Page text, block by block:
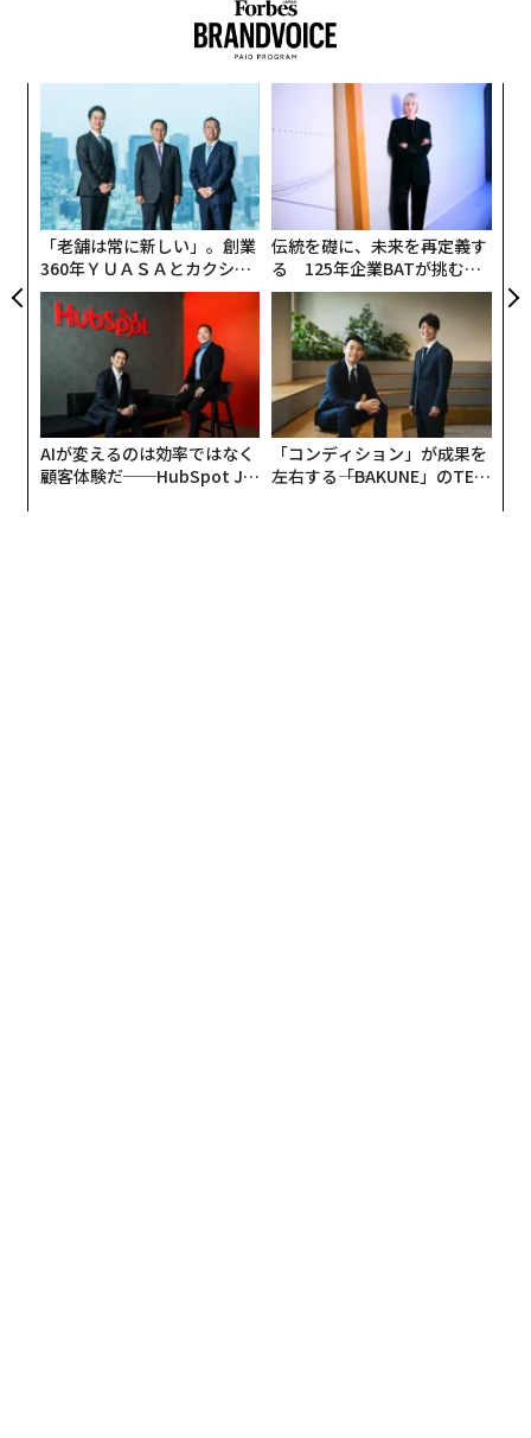
「老舗は常に新しい」。創業
360年ＹＵＡＳＡとカクシン
CEO田尻望が語る、AIを超え
る人の価値
伝統を礎に、未来を再定義す
る 125年企業BATが挑むス
モークレスな未来
AIが変えるのは効率ではなく
顧客体験だ──HubSpot Ja
「コンディション」が成果を
左右する――「BAKUNE」のTEN